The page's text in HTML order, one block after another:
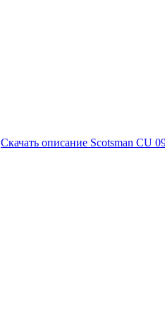
Скачать описание Scotsman CU